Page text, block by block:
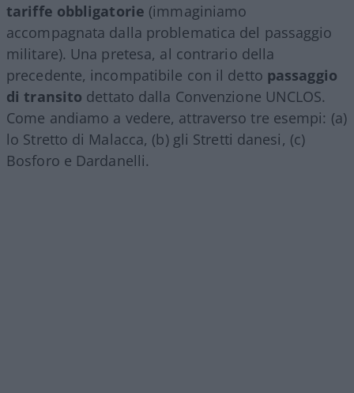
tariffe obbligatorie (immaginiamo
accompagnata dalla problematica del passaggio
militare). Una pretesa, al contrario della
precedente, incompatibile con il detto passaggio
di transito dettato dalla Convenzione UNCLOS.
Come andiamo a vedere, attraverso tre esempi: (a)
lo Stretto di Malacca, (b) gli Stretti danesi, (c)
Bosforo e Dardanelli.